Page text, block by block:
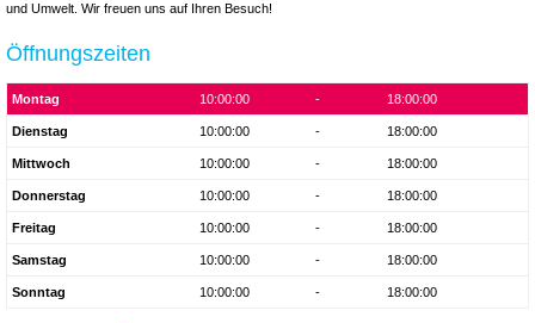
und Umwelt. Wir freuen uns auf Ihren Besuch!
Öffnungszeiten
Montag 10:00:00 - 18:00:00
Dienstag 10:00:00 - 18:00:00
Mittwoch 10:00:00 - 18:00:00
Donnerstag 10:00:00 - 18:00:00
Freitag 10:00:00 - 18:00:00
Samstag 10:00:00 - 18:00:00
Sonntag 10:00:00 - 18:00:00